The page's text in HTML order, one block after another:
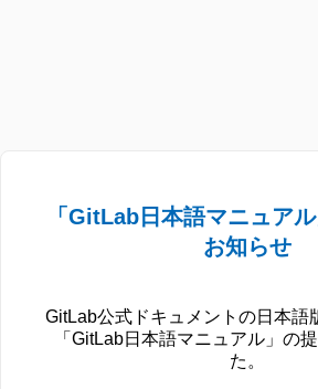
「GitLab日本語マニュア
お知らせ
GitLab公式ドキュメントの日本語
「GitLab日本語マニュアル」の
た。